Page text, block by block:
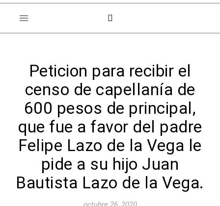
Peticion para recibir el
censo de capellanía de
600 pesos de principal,
que fue a favor del padre
Felipe Lazo de la Vega le
pide a su hijo Juan
Bautista Lazo de la Vega.